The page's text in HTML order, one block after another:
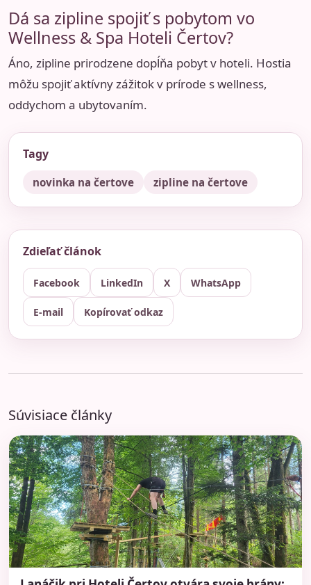
Dá sa zipline spojiť s pobytom vo
Wellness & Spa Hoteli Čertov?
Áno, zipline prirodzene dopĺňa pobyt v hoteli. Hostia
môžu spojiť aktívny zážitok v prírode s wellness,
oddychom a ubytovaním.
Tagy
novinka na čertove zipline na čertove
Zdieľať článok
Facebook LinkedIn X WhatsApp
E-mail Kopírovať odkaz
Súvisiace články